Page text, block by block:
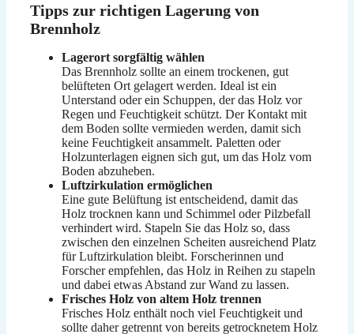
Tipps zur richtigen Lagerung von
Brennholz
Lagerort sorgfältig wählen
Das Brennholz sollte an einem trockenen, gut
belüfteten Ort gelagert werden. Ideal ist ein
Unterstand oder ein Schuppen, der das Holz vor
Regen und Feuchtigkeit schützt. Der Kontakt mit
dem Boden sollte vermieden werden, damit sich
keine Feuchtigkeit ansammelt. Paletten oder
Holzunterlagen eignen sich gut, um das Holz vom
Boden abzuheben.
Luftzirkulation ermöglichen
Eine gute Belüftung ist entscheidend, damit das
Holz trocknen kann und Schimmel oder Pilzbefall
verhindert wird. Stapeln Sie das Holz so, dass
zwischen den einzelnen Scheiten ausreichend Platz
für Luftzirkulation bleibt. Forscherinnen und
Forscher empfehlen, das Holz in Reihen zu stapeln
und dabei etwas Abstand zur Wand zu lassen.
Frisches Holz von altem Holz trennen
Frisches Holz enthält noch viel Feuchtigkeit und
sollte daher getrennt von bereits getrocknetem Holz